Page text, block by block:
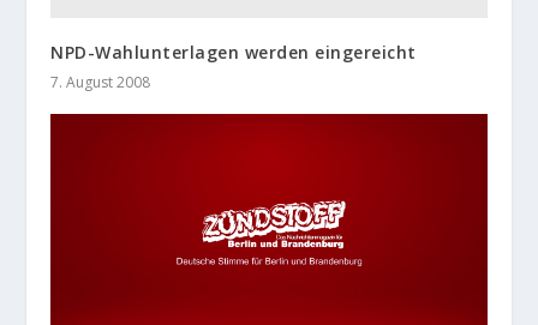
NPD-Wahlunterlagen werden eingereicht
7. August 2008